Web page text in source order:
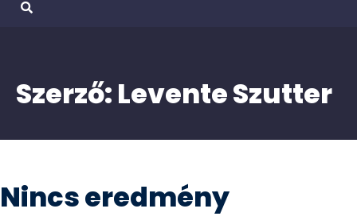
Szerző:Levente Szutter
Nincs eredmény